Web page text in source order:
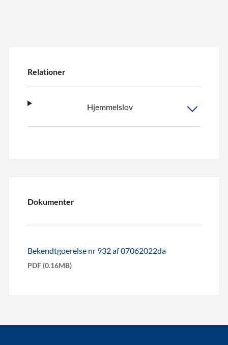
Relationer
Hjemmelslov
Dokumenter
Bekendtgoerelse nr 932 af 07062022da
PDF (0.16MB)